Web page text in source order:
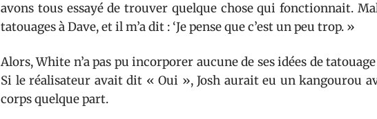
avons tous essayé de trouver quelque chose qui fonctionnait.
tatouages à Dave, et il m’a dit : ‘Je pense que c’est un peu trop. »
Alors, White n’a pas pu incorporer aucune de ses idées de
Si le réalisateur avait dit « Oui », Josh aurait eu un kangourou
corps quelque part.